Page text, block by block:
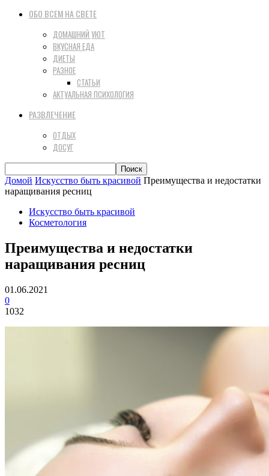
ОБО ВСЕМ НА СВЕТЕ
ДОМАШНИЙ УЮТ
ВКУСНАЯ ЕДА
ДИЕТЫ
РАЗНОЕ
СТАТЬИ
АКТУАЛЬНАЯ ПСИХОЛОГИЯ
РАЗВЛЕЧЕНИЕ
ОТДЫХ
ДОСУГ
Домой Искусство быть красивой Преимущества и недостатки
наращивания ресниц
Искусство быть красивой
Косметология
Преимущества и недостатки
наращивания ресниц
01.06.2021
0
1032